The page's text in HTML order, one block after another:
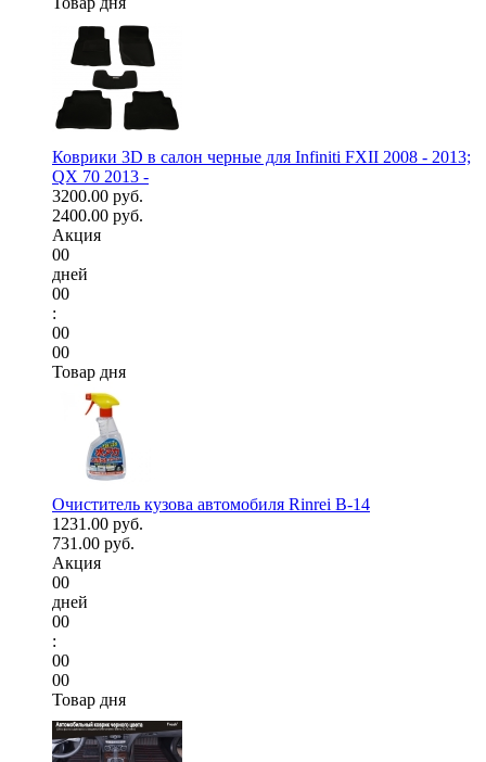
Коврики 3D в салон черные для Infiniti FXII 2008 - 2013;
QX 70 2013 -
3200.00 руб.
2400.00 руб.
Акция
00
дней
00
:
00
00
Товар дня
Очиститель кузова автомобиля Rinrei B-14
1231.00 руб.
731.00 руб.
Акция
00
дней
00
:
00
00
Товар дня